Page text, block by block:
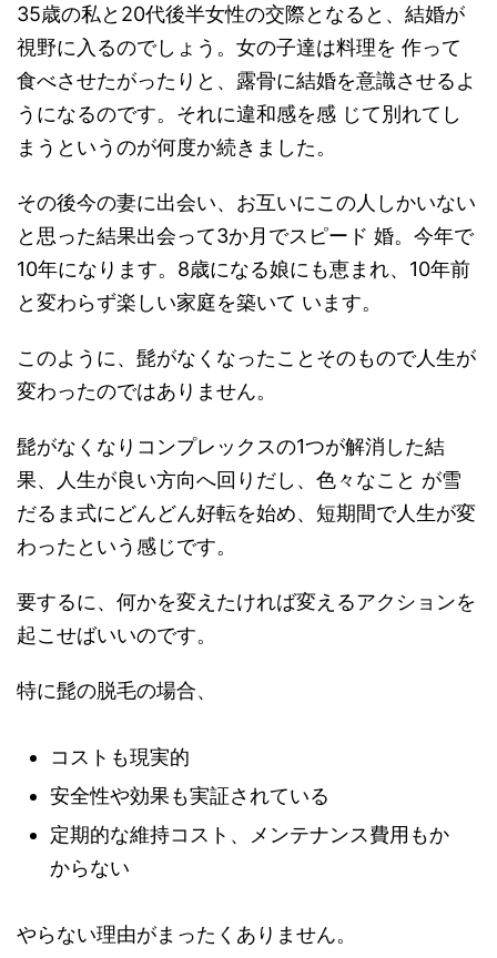
35歳の私と20代後半女性の交際となると、結婚が
視野に入るのでしょう。女の子達は料理を 作って
食べさせたがったりと、露骨に結婚を意識させるよ
うになるのです。それに違和感を感 じて別れてし
まうというのが何度か続きました。
その後今の妻に出会い、お互いにこの人しかいない
と思った結果出会って3か月でスピード 婚。今年で
10年になります。8歳になる娘にも恵まれ、10年前
と変わらず楽しい家庭を築いて います。
このように、髭がなくなったことそのもので人生が
変わったのではありません。
髭がなくなりコンプレックスの1つが解消した結
果、人生が良い方向へ回りだし、色々なこと が雪
だるま式にどんどん好転を始め、短期間で人生が変
わったという感じです。
要するに、何かを変えたければ変えるアクションを
起こせばいいのです。
特に髭の脱毛の場合、
コストも現実的
安全性や効果も実証されている
定期的な維持コスト、メンテナンス費用もか
からない
やらない理由がまったくありません。